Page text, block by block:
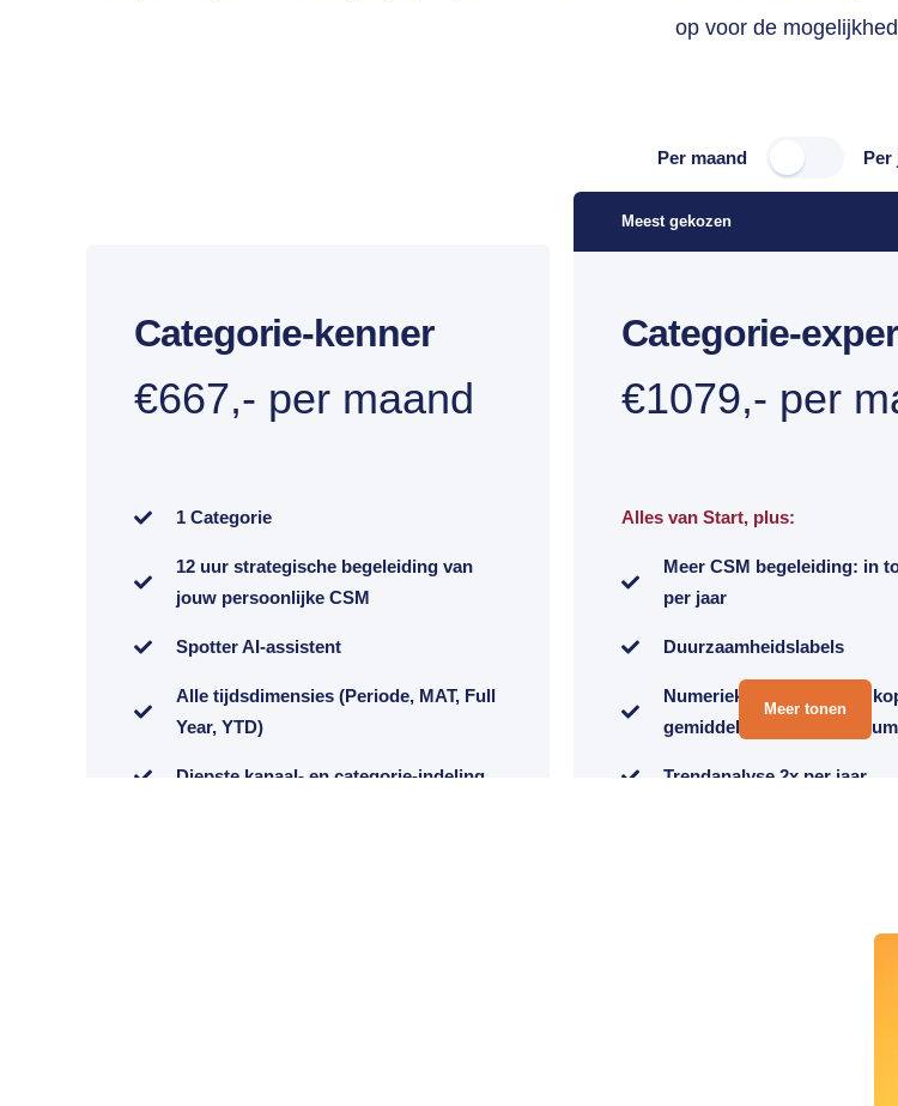
op voor de
Per maand Per
Categorie-kenner
€667,- per maand
1 Categorie
12 uur strategische begeleiding van
jouw persoonlijke CSM
Spotter AI-assistent
Alle tijdsdimensies (Periode, MAT, Full
Year, YTD)
Diepste kanaal- en categorie-indeling
Meest gekozen
Categorie-
€1079,- per
Alles van Start, plus:
Meer CSM begeleiding: in
per jaar
Duurzaamheidslabels
Numerieke distributie, %
gemiddelde omzet en
Trendanalyse 2x per jaar
Meer tonen